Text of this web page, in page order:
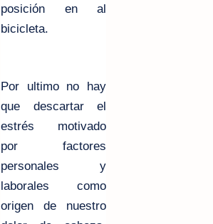
posición en al
bicicleta.
Por ultimo no hay
que descartar el
estrés motivado
por factores
personales y
laborales como
origen de nuestro